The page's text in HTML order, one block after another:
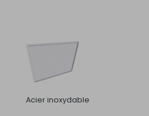
Acier inoxydable